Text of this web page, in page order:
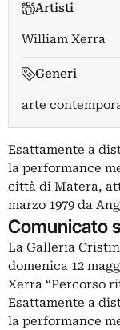
Artisti
William Xerra
Generi
arte
Esattamente a
la performance
città di Matera,
marzo 1979 da
Comunicato
La Galleria
domenica 12
Xerra “Percorso
Esattamente a
la performance